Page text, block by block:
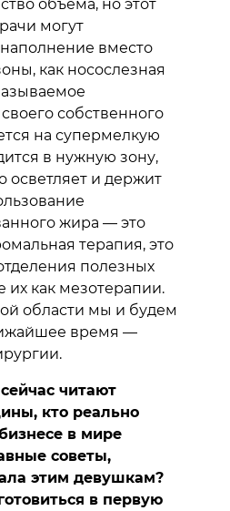
объема, но этот
могут
наполнение вместо
как носослезная
собственного
на супермелкую
в нужную зону,
осветляет и держит
жира — это
терапия, это
полезных
их как мезотерапии.
области мы и будем
время —
читают
кто реально
в мире
советы,
этим девушкам?
в первую